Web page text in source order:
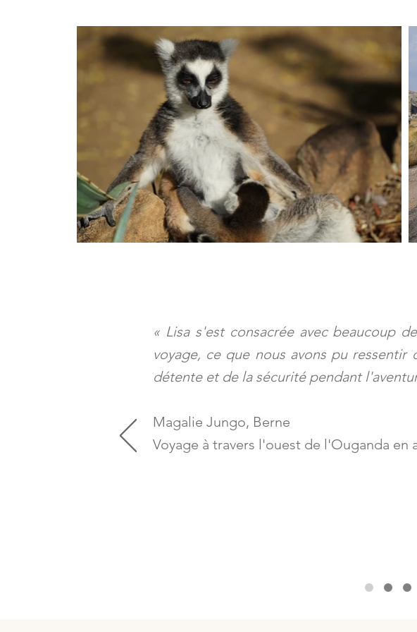
« Lisa s'est consacrée avec beaucoup
voyage, ce que nous avons pu
détente et de la sécurité pendant
Magalie Jungo, Berne
Voyage à travers l'ouest de l'Ouganda en